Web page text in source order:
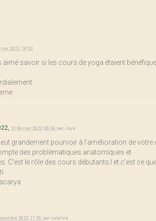
2022, 18:52
aimé savoir si les cours de yoga étaient
10 février 2022, 08:34 parJaya
grandement pourvoir à l’amélioration de
des problématiques anatomiques et
C’est le rôle des cours débutants.l et c’est ce
2022, 11:59 parcatalina